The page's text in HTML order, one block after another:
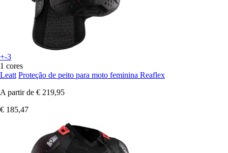
+-3
1 cores
Leatt Proteção de peito para moto feminina Reaflex
A partir de € 219,95
€ 185,47